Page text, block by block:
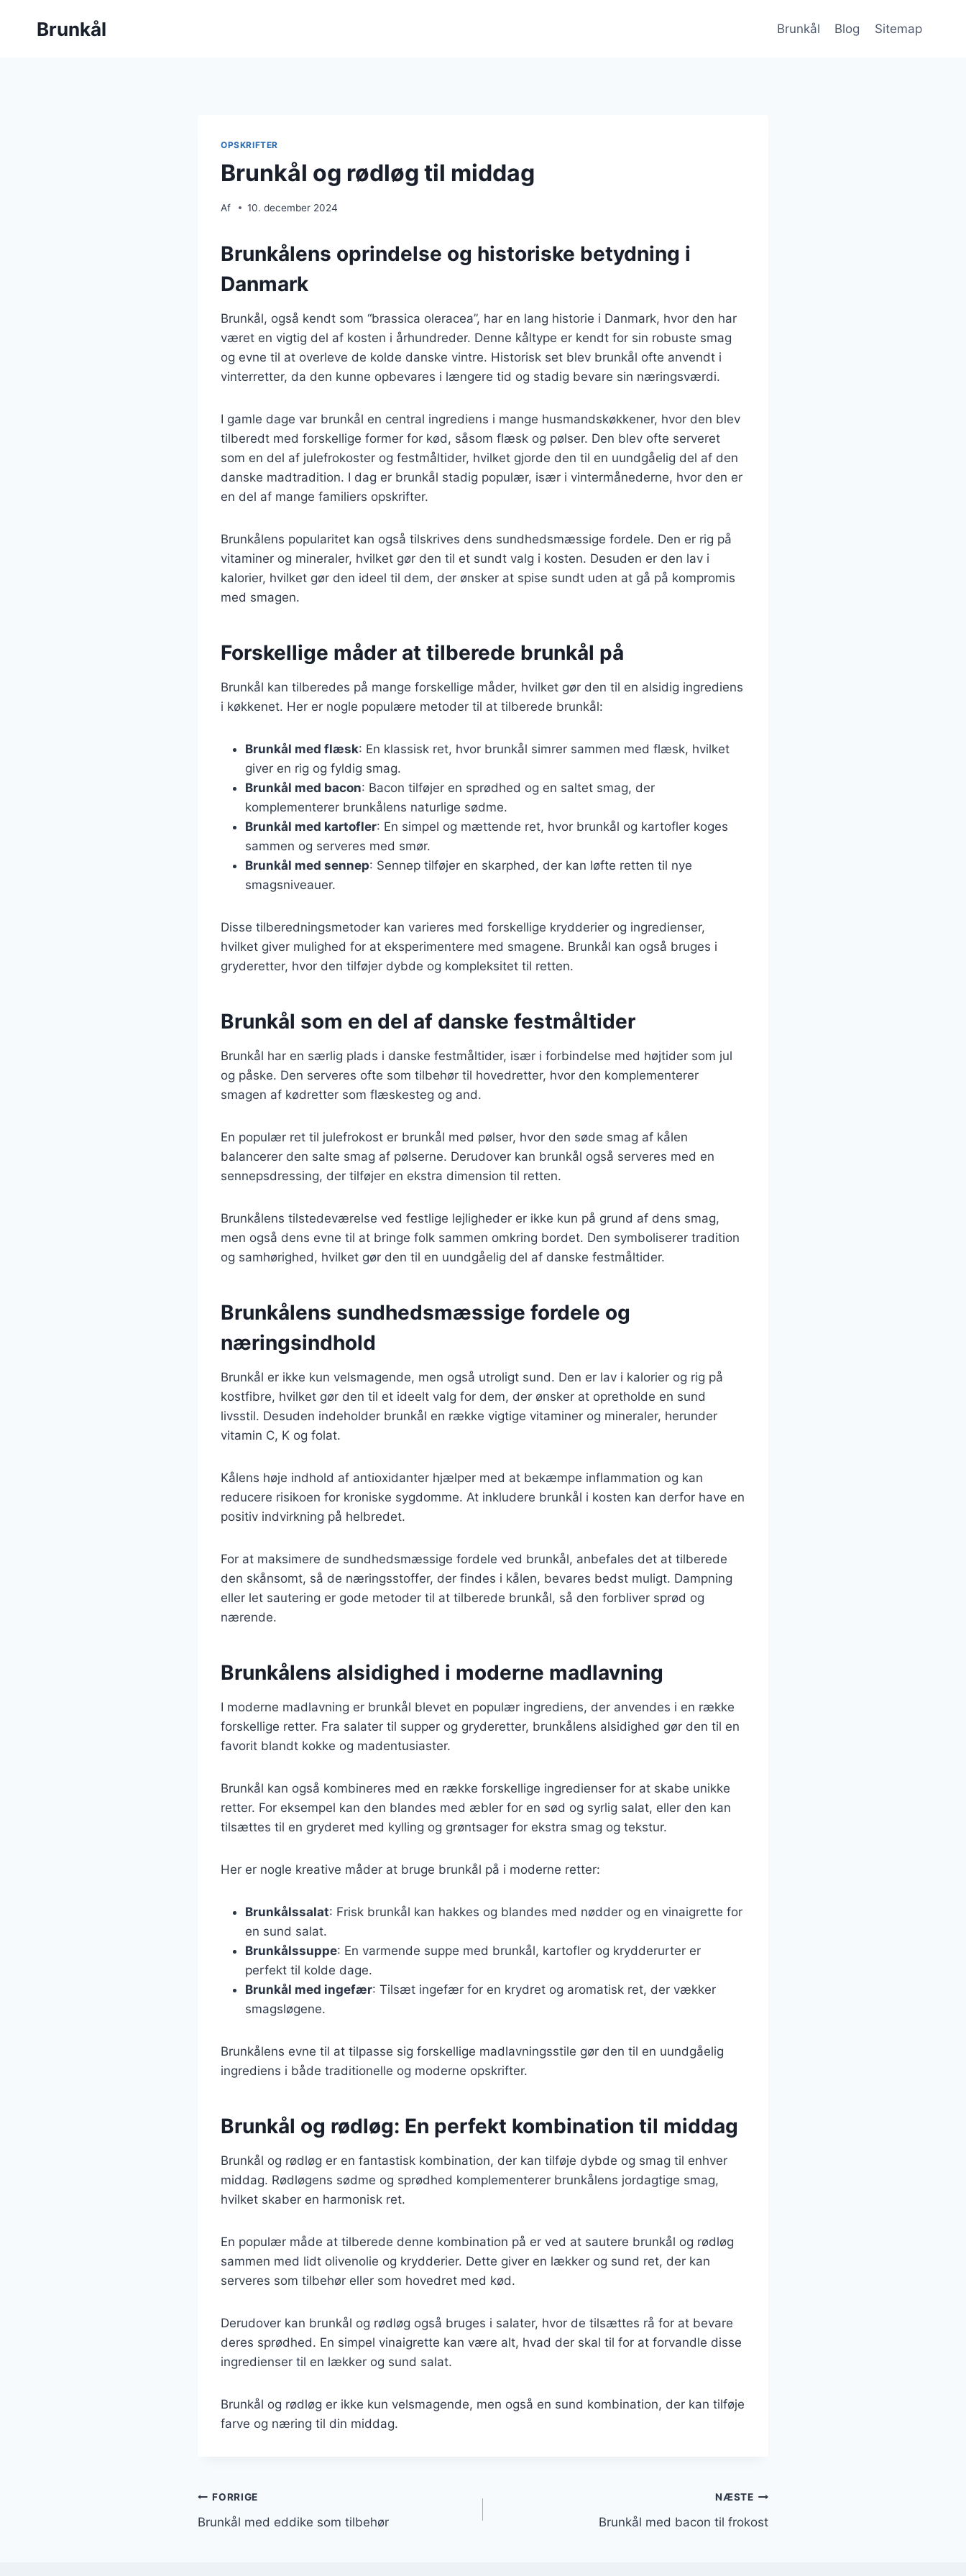
Brunkål Brunkål Blog Sitemap
OPSKRIFTER
Brunkål og rødløg til middag
Af 10. december 2024
Brunkålens oprindelse og historiske betydning i
Danmark
Brunkål, også kendt som “brassica oleracea”, har en lang historie i Danmark, hvor den har
været en vigtig del af kosten i århundreder. Denne kåltype er kendt for sin robuste smag
og evne til at overleve de kolde danske vintre. Historisk set blev brunkål ofte anvendt i
vinterretter, da den kunne opbevares i længere tid og stadig bevare sin næringsværdi.
I gamle dage var brunkål en central ingrediens i mange husmandskøkkener, hvor den blev
tilberedt med forskellige former for kød, såsom flæsk og pølser. Den blev ofte serveret
som en del af julefrokoster og festmåltider, hvilket gjorde den til en uundgåelig del af den
danske madtradition. I dag er brunkål stadig populær, især i vintermånederne, hvor den er
en del af mange familiers opskrifter.
Brunkålens popularitet kan også tilskrives dens sundhedsmæssige fordele. Den er rig på
vitaminer og mineraler, hvilket gør den til et sundt valg i kosten. Desuden er den lav i
kalorier, hvilket gør den ideel til dem, der ønsker at spise sundt uden at gå på kompromis
med smagen.
Forskellige måder at tilberede brunkål på
Brunkål kan tilberedes på mange forskellige måder, hvilket gør den til en alsidig ingrediens
i køkkenet. Her er nogle populære metoder til at tilberede brunkål:
Brunkål med flæsk: En klassisk ret, hvor brunkål simrer sammen med flæsk, hvilket
giver en rig og fyldig smag.
Brunkål med bacon: Bacon tilføjer en sprødhed og en saltet smag, der
komplementerer brunkålens naturlige sødme.
Brunkål med kartofler: En simpel og mættende ret, hvor brunkål og kartofler koges
sammen og serveres med smør.
Brunkål med sennep: Sennep tilføjer en skarphed, der kan løfte retten til nye
smagsniveauer.
Disse tilberedningsmetoder kan varieres med forskellige krydderier og ingredienser,
hvilket giver mulighed for at eksperimentere med smagene. Brunkål kan også bruges i
gryderetter, hvor den tilføjer dybde og kompleksitet til retten.
Brunkål som en del af danske festmåltider
Brunkål har en særlig plads i danske festmåltider, især i forbindelse med højtider som jul
og påske. Den serveres ofte som tilbehør til hovedretter, hvor den komplementerer
smagen af kødretter som flæskesteg og and.
En populær ret til julefrokost er brunkål med pølser, hvor den søde smag af kålen
balancerer den salte smag af pølserne. Derudover kan brunkål også serveres med en
sennepsdressing, der tilføjer en ekstra dimension til retten.
Brunkålens tilstedeværelse ved festlige lejligheder er ikke kun på grund af dens smag,
men også dens evne til at bringe folk sammen omkring bordet. Den symboliserer tradition
og samhørighed, hvilket gør den til en uundgåelig del af danske festmåltider.
Brunkålens sundhedsmæssige fordele og
næringsindhold
Brunkål er ikke kun velsmagende, men også utroligt sund. Den er lav i kalorier og rig på
kostfibre, hvilket gør den til et ideelt valg for dem, der ønsker at opretholde en sund
livsstil. Desuden indeholder brunkål en række vigtige vitaminer og mineraler, herunder
vitamin C, K og folat.
Kålens høje indhold af antioxidanter hjælper med at bekæmpe inflammation og kan
reducere risikoen for kroniske sygdomme. At inkludere brunkål i kosten kan derfor have en
positiv indvirkning på helbredet.
For at maksimere de sundhedsmæssige fordele ved brunkål, anbefales det at tilberede
den skånsomt, så de næringsstoffer, der findes i kålen, bevares bedst muligt. Dampning
eller let sautering er gode metoder til at tilberede brunkål, så den forbliver sprød og
nærende.
Brunkålens alsidighed i moderne madlavning
I moderne madlavning er brunkål blevet en populær ingrediens, der anvendes i en række
forskellige retter. Fra salater til supper og gryderetter, brunkålens alsidighed gør den til en
favorit blandt kokke og madentusiaster.
Brunkål kan også kombineres med en række forskellige ingredienser for at skabe unikke
retter. For eksempel kan den blandes med æbler for en sød og syrlig salat, eller den kan
tilsættes til en gryderet med kylling og grøntsager for ekstra smag og tekstur.
Her er nogle kreative måder at bruge brunkål på i moderne retter:
Brunkålssalat: Frisk brunkål kan hakkes og blandes med nødder og en vinaigrette for
en sund salat.
Brunkålssuppe: En varmende suppe med brunkål, kartofler og krydderurter er
perfekt til kolde dage.
Brunkål med ingefær: Tilsæt ingefær for en krydret og aromatisk ret, der vækker
smagsløgene.
Brunkålens evne til at tilpasse sig forskellige madlavningsstile gør den til en uundgåelig
ingrediens i både traditionelle og moderne opskrifter.
Brunkål og rødløg: En perfekt kombination til middag
Brunkål og rødløg er en fantastisk kombination, der kan tilføje dybde og smag til enhver
middag. Rødløgens sødme og sprødhed komplementerer brunkålens jordagtige smag,
hvilket skaber en harmonisk ret.
En populær måde at tilberede denne kombination på er ved at sautere brunkål og rødløg
sammen med lidt olivenolie og krydderier. Dette giver en lækker og sund ret, der kan
serveres som tilbehør eller som hovedret med kød.
Derudover kan brunkål og rødløg også bruges i salater, hvor de tilsættes rå for at bevare
deres sprødhed. En simpel vinaigrette kan være alt, hvad der skal til for at forvandle disse
ingredienser til en lækker og sund salat.
Brunkål og rødløg er ikke kun velsmagende, men også en sund kombination, der kan tilføje
farve og næring til din middag.
Indlægsnavigation
FORRIGE
Brunkål med eddike som tilbehør
NÆSTE
Brunkål med bacon til frokost